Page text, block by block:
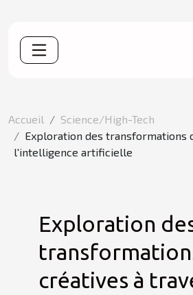
Accueil
Science/High-Tech
Exploration des transformations
l'intelligence artificielle
Exploration
créatives à